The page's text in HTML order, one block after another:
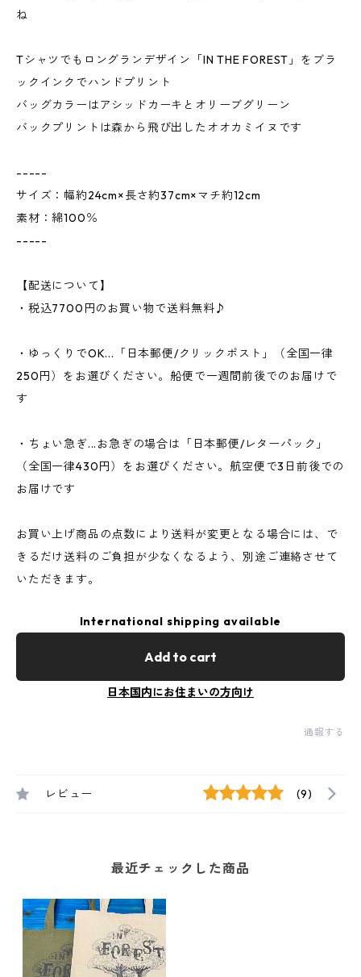
ね
Tシャツでもロングランデザイン「IN THE FOREST」をブラ
ックインクでハンドプリント
バッグカラーはアシッドカーキとオリーブグリーン
バックプリントは森から飛び出したオオカミイヌです
-----
サイズ：幅約24cm×長さ約37cm×マチ約12cm
素材：綿100％
-----
【配送について】
・税込7700円のお買い物で送料無料♪
・ゆっくりでOK...「日本郵便/クリックポスト」（全国一律
250円）をお選びください。船便で一週間前後でのお届けで
す
・ちょい急ぎ...お急ぎの場合は「日本郵便/レターパック」
（全国一律430円）をお選びください。航空便で3日前後での
お届けです
お買い上げ商品の点数により送料が変更となる場合には、で
きるだけ送料のご負担が少なくなるよう、別途ご連絡させて
いただきます。
International shipping available
Add to cart
日本国内にお住まいの方向け
通報する
レビュー (9)
最近チェックした商品